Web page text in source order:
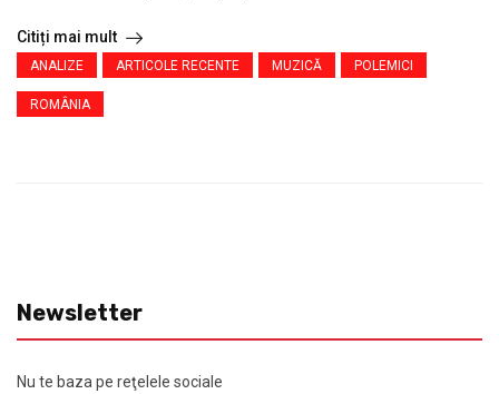
Citiți mai mult
ANALIZE ARTICOLE RECENTE MUZICĂ POLEMICI
ROMÂNIA
Newsletter
Nu te baza pe reţelele sociale